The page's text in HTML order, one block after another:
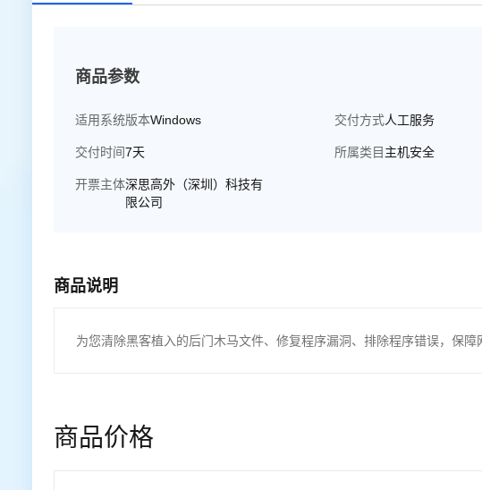
商品参数
适用系统版本Windows 交付方式人工服务
交付时间7天 所属类目 主机安全
开票主体深思高外（深圳）科技有
限公司
商品说明
为您清除黑客植入的后门木马文件、修复程序漏洞、排除程序错误，保障
商品价格